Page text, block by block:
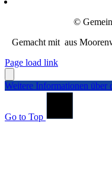
©
Gemacht mit aus
Page load link
Weitere Informationen über
Go to Top